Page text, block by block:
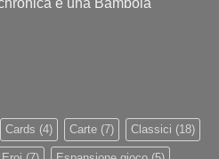
Cards (4) Carte (7) Classici (18)